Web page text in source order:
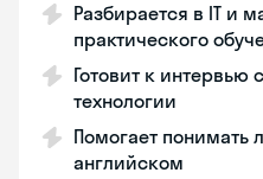
Разбирается в IT и
практического
Готовит к
технологии
Помогает
английском